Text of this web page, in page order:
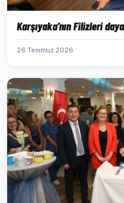
Karşıyaka’nın Filizleri
26 Temmuz 2026